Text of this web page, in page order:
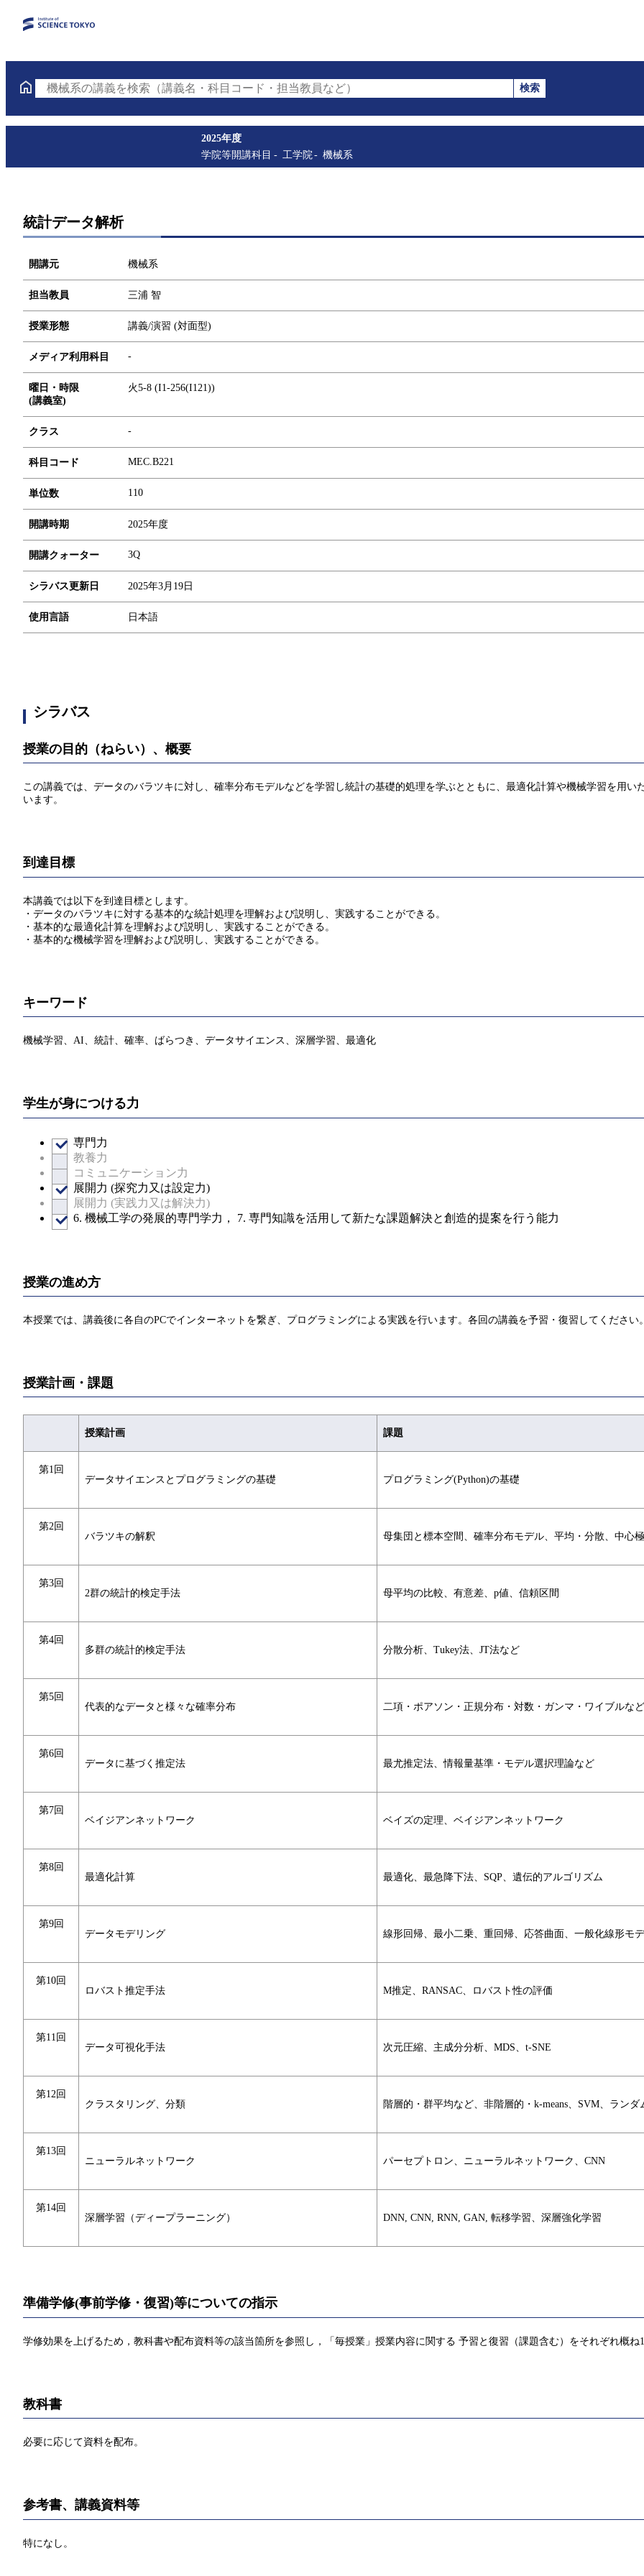
機械系の講義を検索（講義名・科目コード・担当教員など）
検索
2025年度
学院等開講科目
工学院 機械系
統計データ解析
開講元 機械系
担当教員 三浦 智
授業形態 講義/演習 (対面型)
メディア利用科目 -
曜日・時限
(講義室)
火5-8 (I1-256(I121))
クラス -
科目コード MEC.B221
単位数 110
開講時期 2025年度
開講クォーター 3Q
シラバス更新日 2025年3月19日
使用言語 日本語
シラバス
授業の目的（ねらい）、概要
この講義では、データのバラツキに対し、確率分布モデルなどを学習し統計の基礎的処理を学ぶとともに、最適化計算や機械学習を用
います。
到達目標
本講義では以下を到達目標とします。
・データのバラツキに対する基本的な統計処理を理解および説明し、実践することができる。
・基本的な最適化計算を理解および説明し、実践することができる。
・基本的な機械学習を理解および説明し、実践することができる。
キーワード
機械学習、AI、統計、確率、ばらつき、データサイエンス、深層学習、最適化
学生が身につける力
専門力
教養力
コミュニケーション力
展開力 (探究力又は設定力)
展開力 (実践力又は解決力)
6. 機械工学の発展的専門学力， 7. 専門知識を活用して新たな課題解決と創造的提案を行う能力
授業の進め方
本授業では、講義後に各自のPCでインターネットを繋ぎ、プログラミングによる実践を行います。各回の講義を予習・復習してください
授業計画・課題
授業計画 課題
第1回
データサイエンスとプログラミングの基礎
プログラミング(Python)の基礎
第2回
バラツキの解釈
母集団と標本空間、確率分布モデル、平均・分散、中心
第3回
2群の統計的検定手法
母平均の比較、有意差、p値、信頼区間
第4回
多群の統計的検定手法
分散分析、Tukey法、JT法など
第5回
代表的なデータと様々な確率分布
二項・ポアソン・正規分布・対数・ガンマ・ワイブルなど
第6回
データに基づく推定法
最尤推定法、情報量基準・モデル選択理論など
第7回
ベイジアンネットワーク
ベイズの定理、ベイジアンネットワーク
第8回
最適化計算
最適化、最急降下法、SQP、遺伝的アルゴリズム
第9回
データモデリング
線形回帰、最小二乗、重回帰、応答曲面、一般化線形モ
第10回
ロバスト推定手法
M推定、RANSAC、ロバスト性の評価
第11回
データ可視化手法
次元圧縮、主成分分析、MDS、t-SNE
第12回
クラスタリング、分類
階層的・群平均など、非階層的・k-means、SVM、ラン
第13回
ニューラルネットワーク
パーセプトロン、ニューラルネットワーク、CNN
第14回
深層学習（ディープラーニング）
DNN, CNN, RNN, GAN, 転移学習、深層強化学習
準備学修(事前学修・復習)等についての指示
学修効果を上げるため，教科書や配布資料等の該当箇所を参照し，「毎授業」授業内容に関する 予習と復習（課題含む）をそれぞれ概ね
教科書
必要に応じて資料を配布。
参考書、講義資料等
特になし。